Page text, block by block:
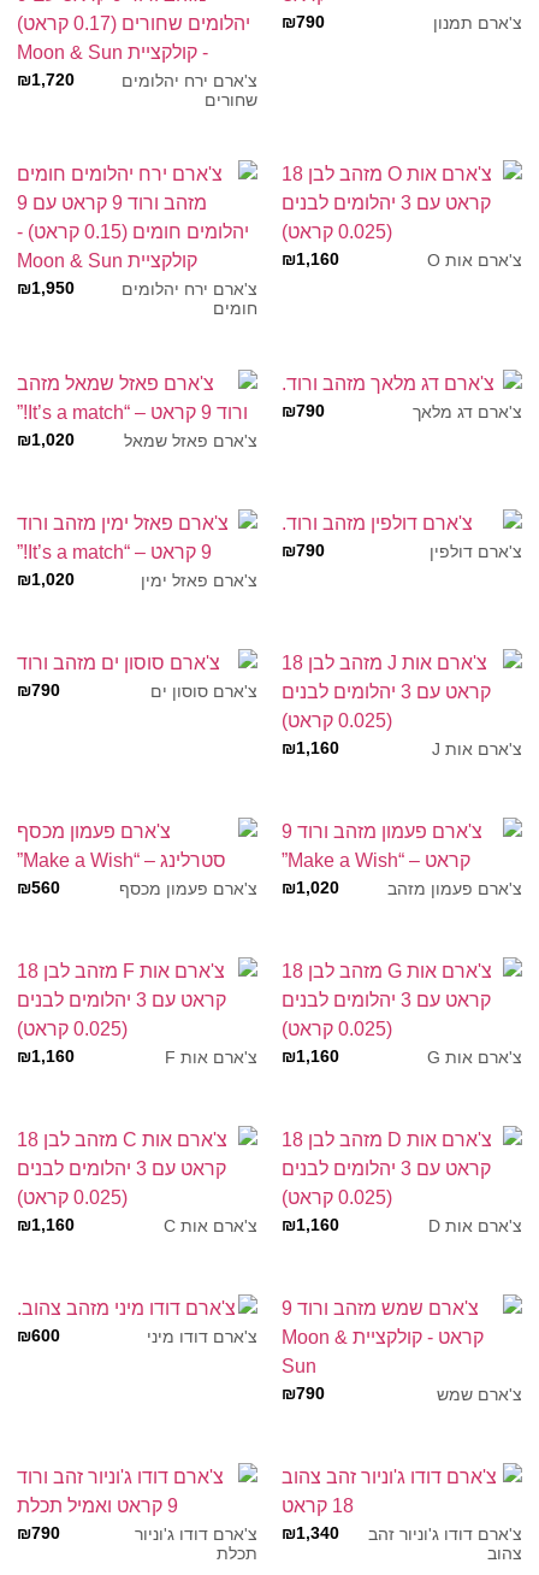
צ'ארם תמנון ₪790
צ'ארם ירח יהלומים
שחורים
₪1,720
צ'ארם אות O ₪1,160
צ'ארם ירח יהלומים
חומים
₪1,950
צ'ארם דג מלאך ₪790
צ'ארם פאזל שמאל
₪1,020
צ'ארם דולפין ₪790
צ'ארם פאזל ימין
₪1,020
צ'ארם אות J ₪1,160
צ'ארם סוסון ים ₪790
צ'ארם פעמון מזהב ₪1,020 צ'ארם פעמון מכסף ₪560
צ'ארם אות G ₪1,160 צ'ארם אות F ₪1,160
צ'ארם אות D ₪1,160 צ'ארם אות C ₪1,160
צ'ארם שמש ₪790
צ'ארם דודו מיני ₪600
צ'ארם דודו ג'וניור זהב
צהוב
₪1,340
צ'ארם דודו ג'וניור
תכלת
₪790